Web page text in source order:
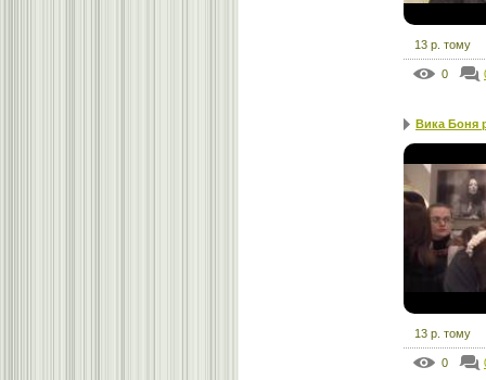
13 р. тому
0
Вика Боня
13 р. тому
0